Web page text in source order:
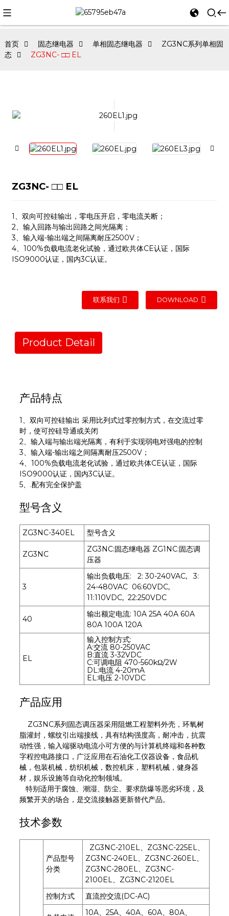
首页 固态继电器 单相固态继电器
ZG3NC系列单相固
态
ZG3NC- □□ EL
ZG3NC- □□ EL
1、双向可控硅输出，零电压开启，零电流关断；
2、输入回路与输出回路之间光隔离；
3、输入端-输出端之间隔离耐压2500V；
4、100%负载电流老化试验，通过欧共体CE认证，国际
ISO9000认证，国内3C认证。
联系我们 DOWNLOAD
Product Detail
产品特点
1、双向可控硅输出 采用比列式过零控制方式，在交流过零
时，使可控硅导通或关闭
2、输入端与输出端光隔离，有利于实现弱电对强电的控制
3、输入端-输出端之间隔离耐压2500V；
4、100%负载电流老化试验，通过欧共体CE认证，国际
ISO9000认证，国内3C认证。
5、.配有完全保护盖
型号含义
ZG3NC-340EL 型号含义
ZG3NC
ZG3NC:固态继电器 ZG1NC:固态调
压器
3
输出负载电压: 2: 30-240VAC, 3:
24-480VAC 06:60VDC,
11:110VDC, 22:250VDC
40
输出额定电流: 10A 25A 40A 60A
80A 100A 120A
EL
输入控制方式:
A:交流 80-250VAC
B:直流 3-32VDC
C:可调电阻 470-560kΩ/2W
DL:电流 4-20mA
EL:电压 2-10VDC
产品应用
ZG3NC系列固态调压器采用阻燃工程塑料外壳，环氧树
脂灌封，螺纹引出端接线，具有结构强度高，耐冲击，抗震
动性强，输入端驱动电流小可方便的与计算机终端和各种数
字程控电路接口，广泛应用在石油化工仪器设备，食品机
械，包装机械，纺织机械，数控机床，塑料机械，健身器
材，娱乐设施等自动化控制领域。
特别适用于腐蚀、潮湿、防尘、要求防爆等恶劣环境，及
频繁开关的场合，是交流接触器更新替代产品。
技术参数
产品型号
分类
ZG3NC-210EL、ZG3NC-225EL、
ZG3NC-240EL、ZG3NC-260EL、
ZG3NC-280EL、ZG3NC-
2100EL、ZG3NC-2120EL
控制方式
直流控交流(DC-AC)
10A、25A、40A、60A、80A、